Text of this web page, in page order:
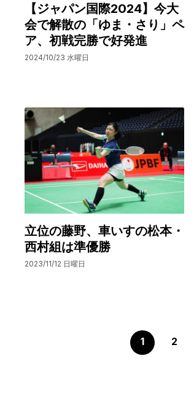
【ジャパン国際2024】今大
会で解散の「ゆま・さり」ペ
ア、初戦完勝で好発進
2024/10/23 水曜日
立位の藤野、車いすの松本・
西村組は準優勝
2023/11/12 日曜日
1 2